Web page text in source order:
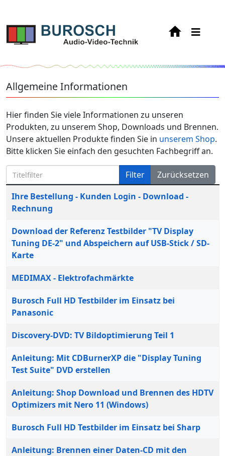
Allgemeine Informationen
Hier finden Sie viele Informationen zu unseren
Produkten, zu unserem Shop, Downloads und Brennen.
Unsere aktuellen Produkte finden Sie in unserem Shop.
Bitte klicken Sie einfach den gesuchten Fachbegriff an.
Titelfilter
Filter
Zurücksetzen
Titel
Ihre Bestellung - Kunden Login - Download -
Rechnung
Download der Referenz Testbilder "TV Display
Tuning DE-2" und Abspeichern auf USB-Stick / SD-
Karte
MEDIMAX - Elektrofachmärkte
Burosch Full HD Testbilder im Einsatz bei
Panasonic
Discovery-DVD: TV Bildoptimierung Teil 1
Anleitung: Mit CDBurnerXP die "Display Tuning
Test Suite" DVD erstellen
Anleitung: Shop Download und Brennen des HDTV
Optimizers mit Nero 11 (Windows)
Burosch Full HD Testbilder im Einsatz bei Sharp
Anleitung: Brennen einer Daten-CD mit den